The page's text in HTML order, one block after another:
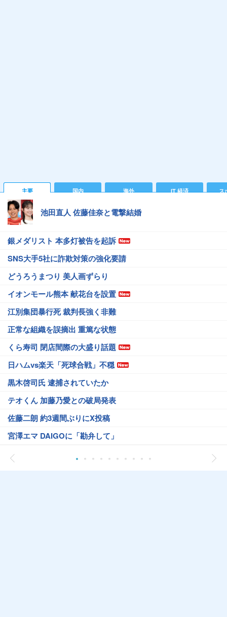
主要 国内 海外 IT 経済 ス
池田直人 佐藤佳奈と電撃結婚
銀メダリスト 本多灯被告を起訴
SNS大手5社に詐欺対策の強化要請
どうろうまつり 美人画ずらり
イオンモール熊本 献花台を設置
江別集団暴行死 裁判長強く非難
正常な組織を誤摘出 重篤な状態
くら寿司 閉店間際の大盛り話題
日ハムvs楽天「死球合戦」不穏
黒木啓司氏 逮捕されていたか
テオくん 加藤乃愛との破局発表
佐藤二朗 約3週間ぶりにX投稿
宮澤エマ DAIGOに「勘弁して」